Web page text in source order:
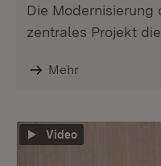
Die Modernisierung
zentrales Projekt
Mehr
Video